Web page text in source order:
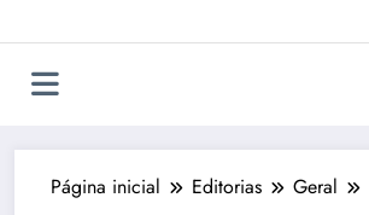
Página inicial Editorias Geral